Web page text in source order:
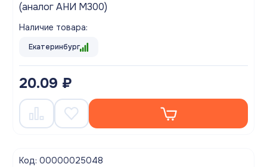
(аналог АНИ M300)
Наличие товара:
Екатеринбург
20.09 ₽
Код: 00000025048